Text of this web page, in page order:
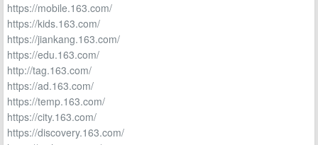
https://mobile.163.com/
https://kids.163.com/
https://jiankang.163.com/
https://edu.163.com/
http://tag.163.com/
https://ad.163.com/
https://temp.163.com/
https://city.163.com/
https://discovery.163.com/